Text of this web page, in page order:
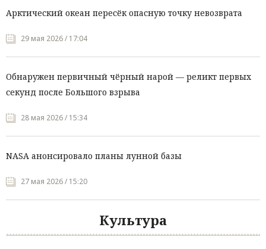
Арктический океан пересёк опасную точку невозврата
29 мая 2026 / 17:04
Обнаружен первичный чёрный нарой — реликт первых
секунд после Большого взрыва
28 мая 2026 / 15:34
NASA анонсировало планы лунной базы
27 мая 2026 / 15:20
Культура